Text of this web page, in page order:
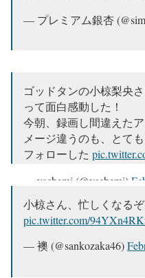
— プレミアム銀杏
ゴッドタンの小椋梨央
って面白感動した！
今朝、録画し間違えた
メージ違うのも、とて
フォローした
— yschemi (@yschemi)
小椋さん、忙しくなるぞ
pic.twitter.com/
— 襖 (@sankozaka46)